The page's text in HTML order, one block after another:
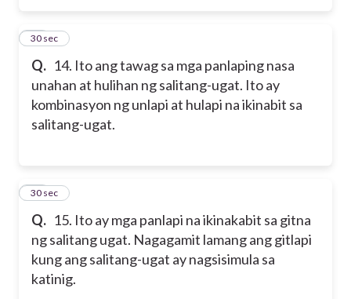
Q. 14. Ito ang tawag sa mga panlaping nasa
unahan at hulihan ng salitang-ugat. Ito ay
kombinasyon ng unlapi at hulapi na ikinabit sa
salitang-ugat.
14
30 sec
Q. 15. Ito ay mga panlapi na ikinakabit sa gitna
ng salitang ugat. Nagagamit lamang ang gitlapi
kung ang salitang-ugat ay nagsisimula sa
katinig.
15
30 sec